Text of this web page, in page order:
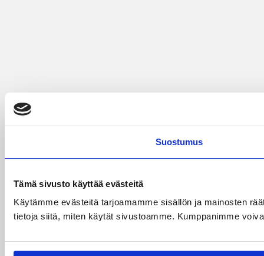
Suostumus
Tämä sivusto käyttää evästeitä
Käytämme evästeitä tarjoamamme sisällön ja mainosten
tietoja siitä, miten käytät sivustoamme. Kumppanimme